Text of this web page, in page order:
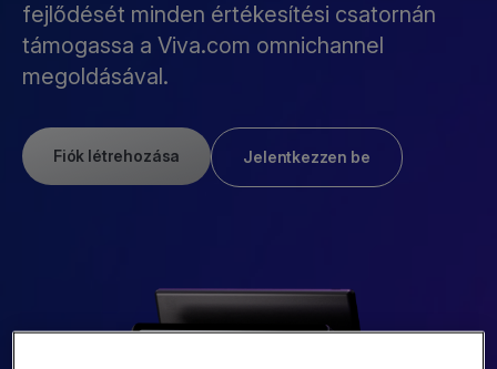
fejlődését minden értékesítési csatornán
támogassa a Viva.com omnichannel
megoldásával.
Fiók létrehozása Jelentkezzen be